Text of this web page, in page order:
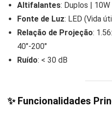
Altifalantes: Duplos |
Fonte de Luz: LED (Vida
Relação de Projeção:
40″-200″
Ruído: < 30 dB
✨ Funcionalidades